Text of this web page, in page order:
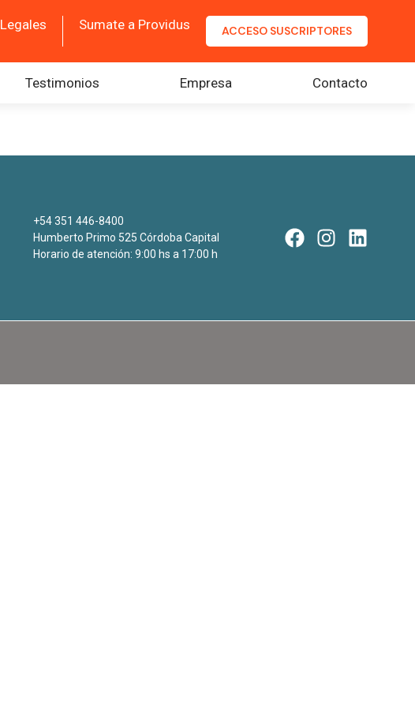
Legales Sumate a Providus ACCESO SUSCRIPTORES
Testimonios Empresa Contacto
+54 351 446-8400
Humberto Primo 525 Córdoba Capital
Horario de atención: 9:00 hs a 17:00 h